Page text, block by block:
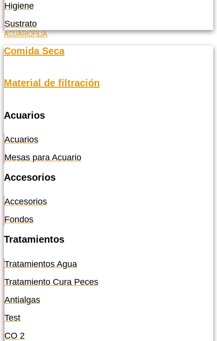
Higiene
Sustrato
ACUARIOFILIA
Comida Seca
Material de filtración
Acuarios
Acuarios
Mesas para Acuario
Accesorios
Accesorios
Fondos
Tratamientos
Tratamientos Agua
Tratamiento Cura Peces
Antialgas
Test
CO 2